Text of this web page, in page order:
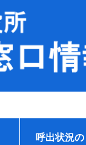
呼出状況の